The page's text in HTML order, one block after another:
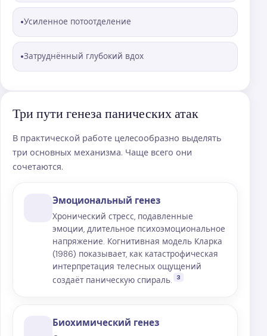
Усиленное потоотделение
Затруднённый глубокий вдох
Три пути генеза панических атак
В практической работе целесообразно выделять
три основных механизма. Чаще всего они
сочетаются.
Эмоциональный генез
Хронический стресс, подавленные
эмоции, длительное психоэмоциональное
напряжение. Когнитивная модель Кларка
(1986) показывает, как катастрофическая
интерпретация телесных ощущений
создаёт паническую спираль.
3
Биохимический генез